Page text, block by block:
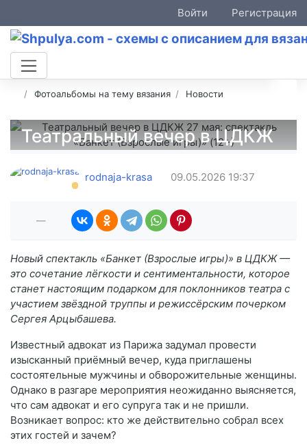
Войти Регистрация
Фотоальбомы на тему вязания Новости
Театральный вечер в ЦДКЖ
27 мая: спектакль «Банкет
(Взрослые игры)» (12+)
rodnaja-krasa 09.05.2026 19:37
—
Новый спектакль «Банкет (Взрослые игры)» в ЦДКЖ —
это сочетание лёгкости и сентиментальности, которое
станет настоящим подарком для поклонников театра с
участием звёздной труппы и режиссёрским почерком
Сергея Арцыбашева.
Известный адвокат из Парижа задумал провести
изысканный приёмный вечер, куда приглашены
состоятельные мужчины и обворожительные женщины.
Однако в разгаре мероприятия неожиданно выясняется,
что сам адвокат и его супруга так и не пришли.
Возникает вопрос: кто же действительно собрал всех
этих гостей и зачем?